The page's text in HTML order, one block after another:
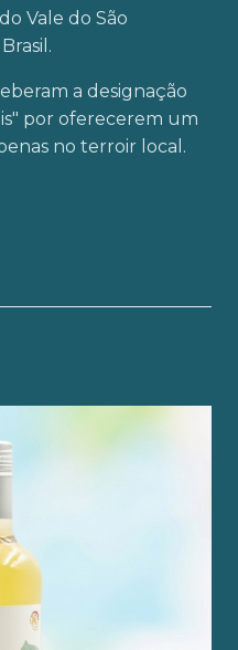
Vale do São
a designação
por oferecerem um
no terroir local.